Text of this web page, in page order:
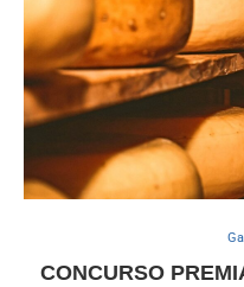
CONCURSO